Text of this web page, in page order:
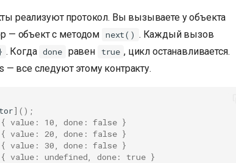
реализуют протокол. Вы вызываете у объекта
— объект с методом next() . Каждый вызов
. Когда done равен true , цикл останавливается.
— все следуют этому контракту.
]();
value: 10, done: false }
value: 20, done: false }
value: 30, done: false }
value: undefined, done: true }